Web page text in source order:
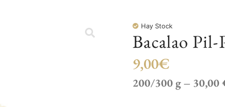
Hay Stock
Bacalao Pil-
9,00€
200/300 g –